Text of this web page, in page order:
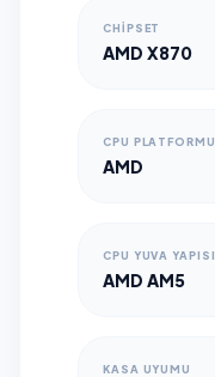
CHIPSET
AMD X870
CPU PLATFORMU
AMD
CPU YUVA YAPISI
AMD AM5
KASA UYUMU